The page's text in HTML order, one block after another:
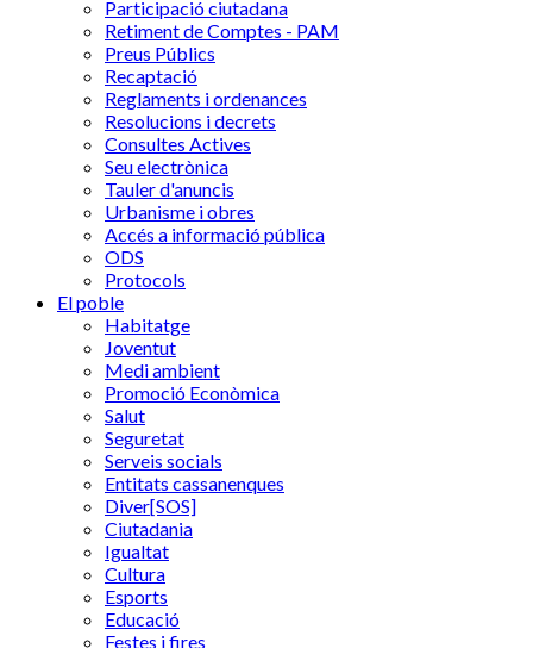
Participació ciutadana
Retiment de Comptes - PAM
Preus Públics
Recaptació
Reglaments i ordenances
Resolucions i decrets
Consultes Actives
Seu electrònica
Tauler d'anuncis
Urbanisme i obres
Accés a informació pública
ODS
Protocols
El poble
Habitatge
Joventut
Medi ambient
Promoció Econòmica
Salut
Seguretat
Serveis socials
Entitats cassanenques
Diver[SOS]
Ciutadania
Igualtat
Cultura
Esports
Educació
Festes i fires